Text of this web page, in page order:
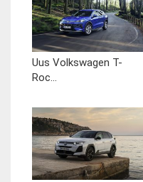
Uus Volkswagen T-
Roc...